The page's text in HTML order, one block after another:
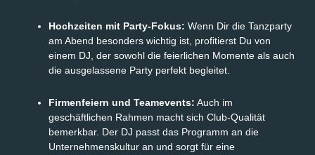
Hochzeiten mit Party-Fokus: Wenn Dir die Tanzparty
am Abend besonders wichtig ist, profitierst Du von
einem DJ, der sowohl die feierlichen Momente als auch
die ausgelassene Party perfekt begleitet.
Firmenfeiern und Teamevents: Auch im
geschäftlichen Rahmen macht sich Club-Qualität
bemerkbar. Der DJ passt das Programm an die
Unternehmenskultur an und sorgt für eine